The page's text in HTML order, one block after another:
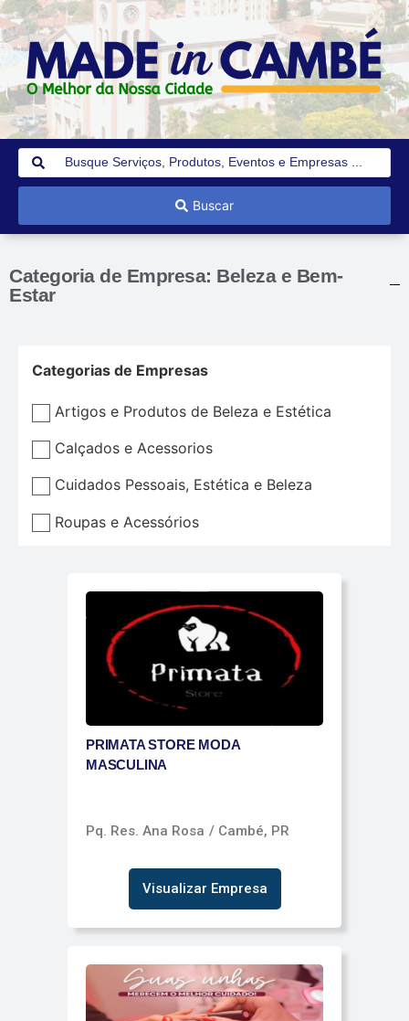
Buscar
Categoria de Empresa: Beleza e Bem-
Estar
Categorias de Empresas
Artigos e Produtos de Beleza e Estética
Calçados e Acessorios
Cuidados Pessoais, Estética e Beleza
Roupas e Acessórios
PRIMATA STORE MODA
MASCULINA
Pq. Res. Ana Rosa / Cambé, PR
Visualizar Empresa